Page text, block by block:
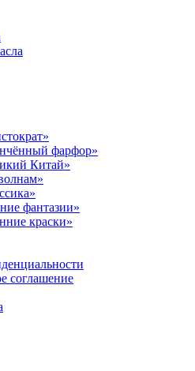
фарфор»
Китай»
фантазии»
краски»
соглашение